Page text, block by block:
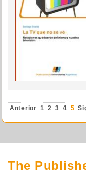
Anterior 1 2 3 4 5
The